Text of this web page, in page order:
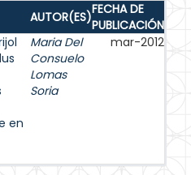
AUTOR(ES)FECHA DE
PUBLICACIÓN
en
Maria Del
Consuelo
Lomas
Soria
mar-2012